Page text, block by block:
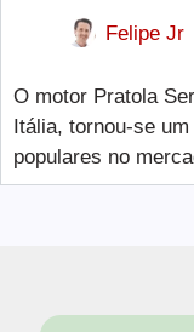
Felipe Jr
O motor Pratola
Itália, tornou-se
populares no